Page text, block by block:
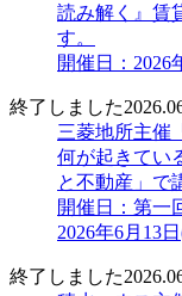
読み解く』賃
す。
開催日：2026
終了しました
三菱地所主催
何が起きてい
と不動産」で
開催日：第一
2026年6月13
終了しました